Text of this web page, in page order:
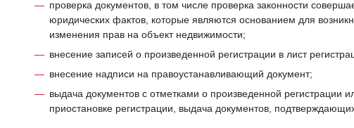
проверка документов, в том числе проверка законности
юридических фактов, которые являются основанием для
изменения прав на объект недвижимости;
внесение записей о произведенной регистрации в лист
внесение надписи на правоустанавливающий документ;
выдача документов с отметками о произведенной регистрации
приостановке регистрации, выдача документов,